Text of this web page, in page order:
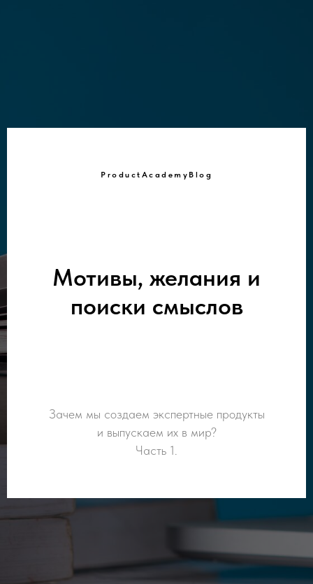
ProductAcademyBlog
Мотивы, желания и
поиски смыслов
Зачем мы создаем экспертные продукты
и выпускаем их в мир?
Часть 1.